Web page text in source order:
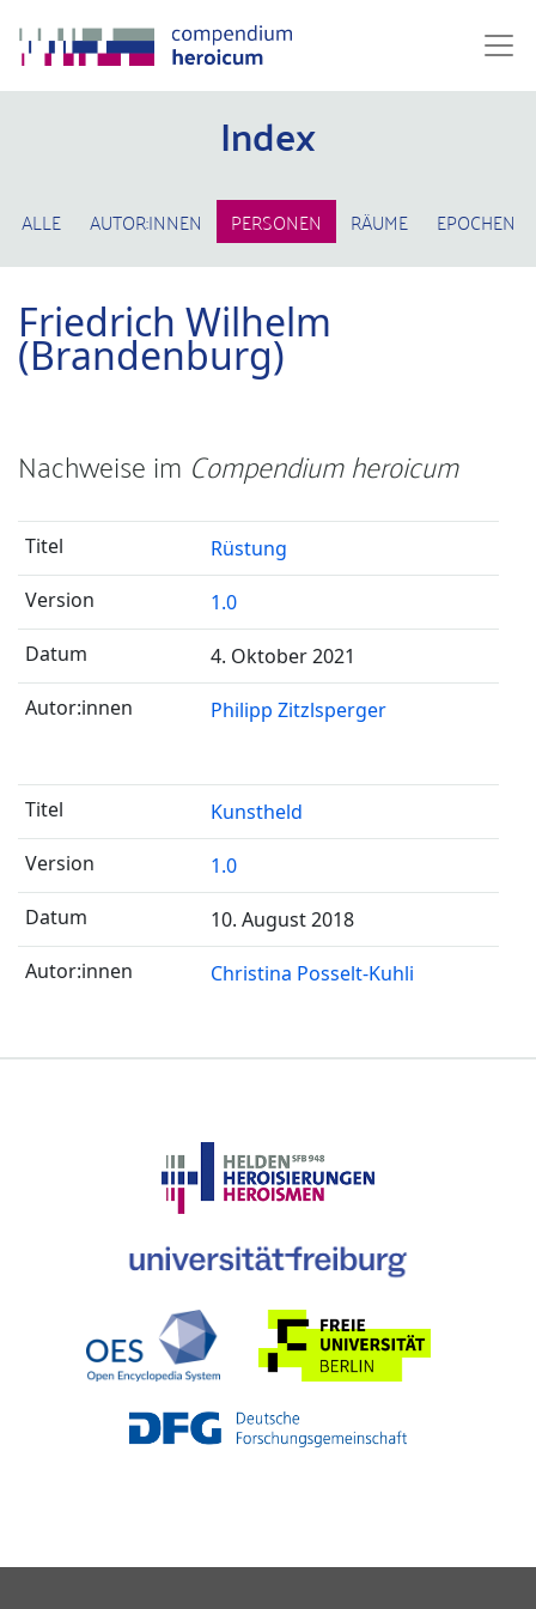
Index
ALLE AUTOR:INNEN PERSONEN RÄUME EPOCHEN
Friedrich Wilhelm
(Brandenburg)
Nachweise im Compendium heroicum
Rüstung
1.0
4. Oktober 2021
Philipp Zitzlsperger
Kunstheld
1.0
10. August 2018
Christina Posselt-Kuhli